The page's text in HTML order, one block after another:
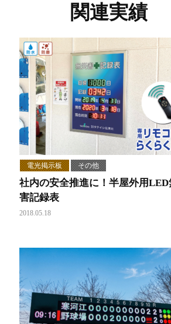
関連実績
電光掲示板 その他
社内の安全推進に！半屋外用LED
害記録表
2018.05.18